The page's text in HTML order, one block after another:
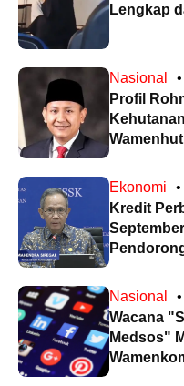
Lengkap
Nasional •
Profil
Wamenhut
Ekonomi •
Kredit
Nasional •
Wacana
Medsos"